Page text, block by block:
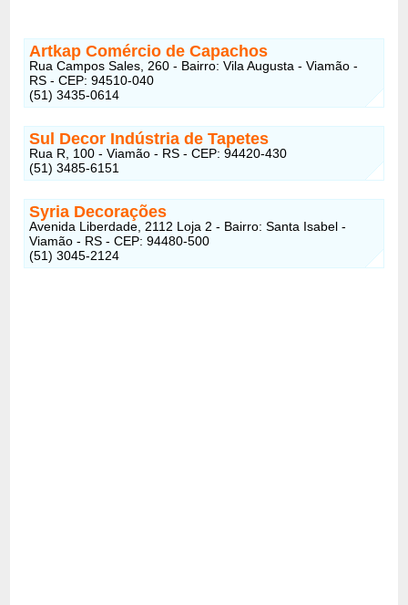
Artkap Comércio de Capachos
Rua Campos Sales, 260 - Bairro: Vila Augusta - Viamão -
RS - CEP: 94510-040
(51) 3435-0614
Sul Decor Indústria de Tapetes
Rua R, 100 - Viamão - RS - CEP: 94420-430
(51) 3485-6151
Syria Decorações
Avenida Liberdade, 2112 Loja 2 - Bairro: Santa Isabel -
Viamão - RS - CEP: 94480-500
(51) 3045-2124